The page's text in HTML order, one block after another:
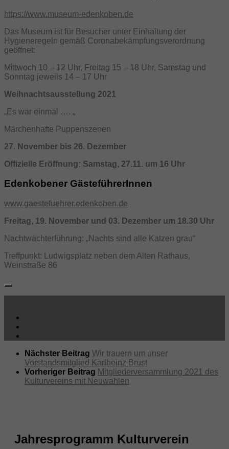
https://www.museum-edenkoben.de
Das Museum ist für Besucher unter Einhaltung der
Hygieneregeln gemäß Coronabekämpfungsverordnung
geöffnet:
Mittwoch 10 – 12 Uhr, Freitag 15 – 18 Uhr, Samstag und
Sonntag jeweils 14 – 17 Uhr
Weihnachtsausstellung 2021
„Es war einmal …. „
Märchenhafte Puppenszenen
27. November bis 26. Dezember
Offizielle Eröffnung: Samstag, 27.11. um 16 Uhr
Edenkobener GästeführerInnen
www.gaestefuehrer.edenkoben.de
Freitag, 19. November und 03. Dezember um 18.30 Uhr
Nachtwächterführung: „Nachts sind alle Katzen grau“
Treffpunkt: Ludwigsplatz neben dem Alten Rathaus,
Weinstraße 86
Nächster Beitrag Wir trauern um unser
Vorstandsmitglied Karlheinz Brust
Vorheriger Beitrag Mitgliederversammlung 2021 des
Kulturvereins mit Neuwahlen
Jahresprogramm Kulturverein